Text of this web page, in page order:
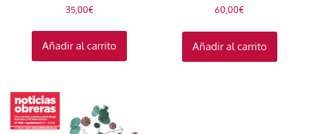
35,00€
Añadir al carrito
60,00€
Añadir al carrito